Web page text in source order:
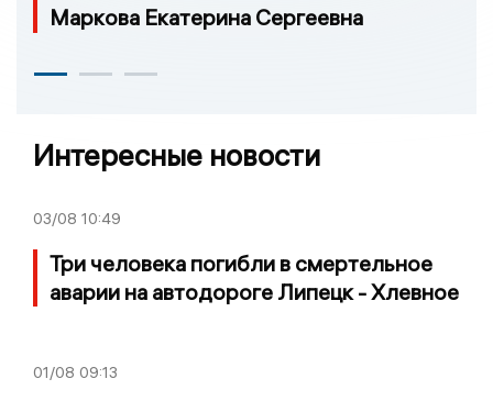
Маркова Екатерина Сергеевна
Интересные новости
03/08 10:49
Три человека погибли в смертельное
аварии на автодороге Липецк - Хлевное
01/08 09:13